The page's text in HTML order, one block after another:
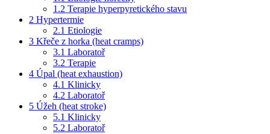
1.2 Terapie hyperpyretického stavu
2 Hypertermie
2.1 Etiologie
3 Křeče z horka (heat cramps)
3.1 Laboratoř
3.2 Terapie
4 Úpal (heat exhaustion)
4.1 Klinicky
4.2 Laboratoř
5 Úžeh (heat stroke)
5.1 Klinicky
5.2 Laboratoř